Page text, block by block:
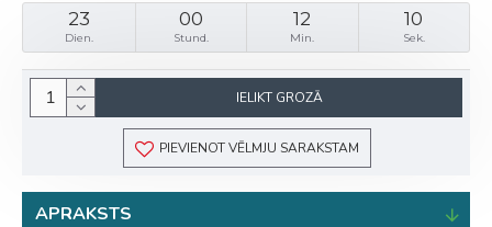
23
Dien.
00
Stund.
12
Min.
10
Sek.
IELIKT GROZĀ
PIEVIENOT VĒLMJU SARAKSTAM
APRAKSTS